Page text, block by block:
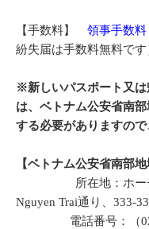
【手数料】 領事手数料
紛失届は手数料無料で
※新しいパスポート又
は、ベトナム公安省南
する必要がありますので
【ベトナム公安省南部
所在地： ホー
Nguyen Trai通り、333-
電話番号：（028